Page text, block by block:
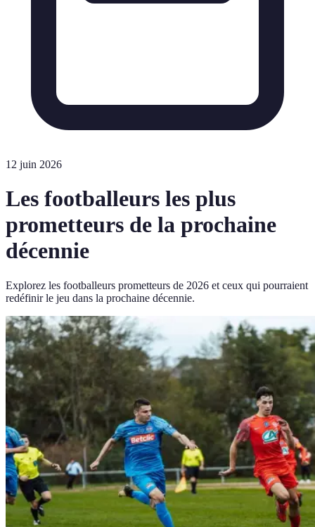
12 juin 2026
Les footballeurs les plus
prometteurs de la prochaine
décennie
Explorez les footballeurs prometteurs de 2026 et ceux qui pourraient
redéfinir le jeu dans la prochaine décennie.